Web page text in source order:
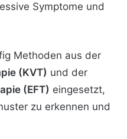
Symptome und
Methoden aus der
(KVT) und der
(EFT) eingesetzt,
zu erkennen und